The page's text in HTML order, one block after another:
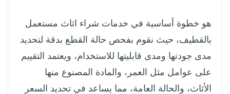
هو خطوة أساسية في خدمات شراء اثاث مستعمل
بالقطيف، حيث نقوم بفحص حالة القطع بدقة لتحديد
مدى جودتها ومدى قابليتها للاستخدام، ويعتمد التقييم
على عوامل مثل العمر، والمادة المصنوع منها
الأثاث، والحالة العامة، مما يساعد في تحديد السعر